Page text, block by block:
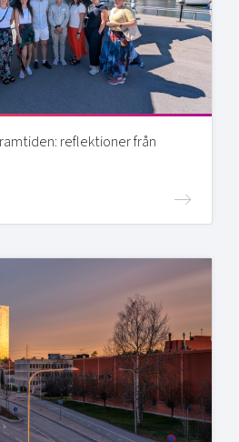
reflektioner från